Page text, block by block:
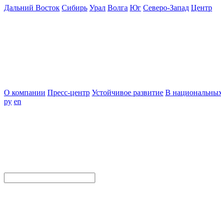
Дальний Восток Сибирь Урал Волга Юг Северо-Запад Центр
О компании Пресс-центр Устойчивое развитие В
ру en